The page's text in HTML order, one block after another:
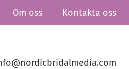
Om oss Kontakta oss